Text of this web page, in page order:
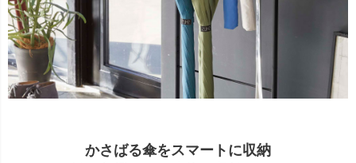
かさばる傘をスマートに収納